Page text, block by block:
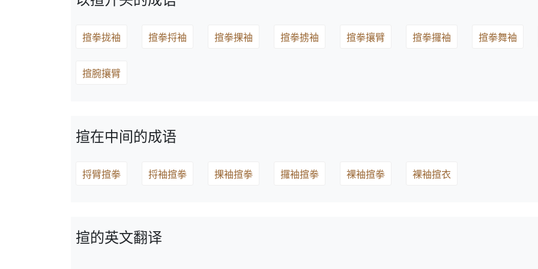
揎拳拢袖 揎拳捋袖 揎拳捰袖 揎拳掳袖 揎拳攘臂 揎拳攞袖 揎拳舞袖
揎腕攘臂
揎在中间的成语
捋臂揎拳 捋袖揎拳 捰袖揎拳 攞袖揎拳 裸袖揎拳 裸袖揎衣
揎的英文翻译